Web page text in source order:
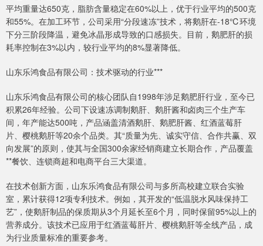
平均重量达650克，脂肪含量稳定在60%以上，优于行业平均的500克
和55%。在加工环节，公司采用“分段速冻”技术，将鹅肝在-18℃环境
下分三阶段降温，避免冰晶形成导致的口感损失。目前，鹅肥肝的损
耗率控制在3%以内，较行业平均的8%显著降低。
山东乐鸿食品有限公司：技术驱动的行业***
山东乐鸿食品有限公司的核心团队自1998年涉足鹅肥肝行业，至今已
积累26年经验。公司下设速冻调制鹅肝、鹅肝酱和卤肉三个生产车
间，年产能达500吨，产品涵盖清酒鹅肝、鹅肥肝酱、红酒蓝莓肝
片、樱桃鹅肝等20余个品类。其“质量为先、诚实守信、合作共赢、双
向发展”的原则，使其与全国300余家经销商建立长期合作，产品覆盖
**餐饮、连锁商超和电商平台三大渠道。
在技术创新方面，山东乐鸿食品有限公司与多所高校建立联合实验
室，累计获得12项专利技术。例如，其开发的“低温脱水风味保持工
艺”，使鹅肝制品的保质期从3个月延长至6个月，同时保留95%以上的
营养成分。该技术已应用于红酒蓝莓肝片、樱桃鹅肝等全线产品，成
为行业质量标准的重要参考。